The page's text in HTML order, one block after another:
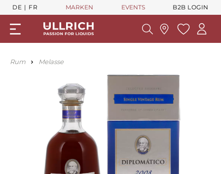
DE FR MARKEN EVENTS B2B LOGIN
Rum Melasse